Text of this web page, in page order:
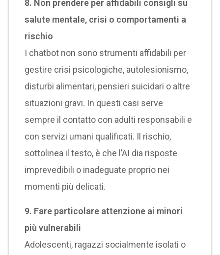
8. Non prendere per affidabili consigli su
salute mentale, crisi o comportamenti a
rischio
I chatbot non sono strumenti affidabili per
gestire crisi psicologiche, autolesionismo,
disturbi alimentari, pensieri suicidari o altre
situazioni gravi. In questi casi serve
sempre il contatto con adulti responsabili e
con servizi umani qualificati. Il rischio,
sottolinea il testo, è che l’AI dia risposte
imprevedibili o inadeguate proprio nei
momenti più delicati.
9. Fare particolare attenzione ai minori
più vulnerabili
Adolescenti, ragazzi socialmente isolati o